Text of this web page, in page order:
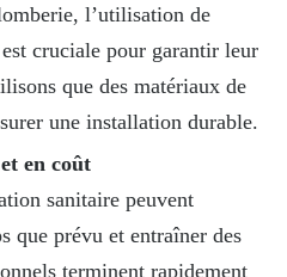
l’utilisation de
cruciale pour garantir leur
que des matériaux de
une installation durable.
en coût
sanitaire peuvent
que prévu et entraîner des
terminent rapidement